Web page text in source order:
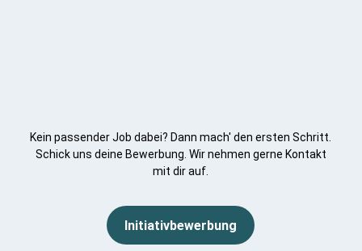
Kein passender Job dabei? Dann mach' den ersten Schritt.
Schick uns deine Bewerbung. Wir nehmen gerne Kontakt
mit dir auf.
Initiativbewerbung